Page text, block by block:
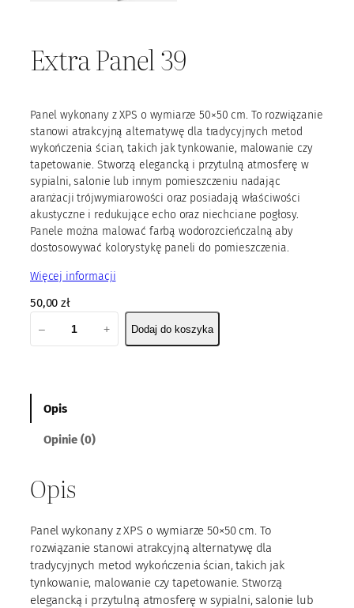
Extra Panel 39
Panel wykonany z XPS o wymiarze 50×50 cm. To rozwiązanie
stanowi atrakcyjną alternatywę dla tradycyjnych metod
wykończenia ścian, takich jak tynkowanie, malowanie czy
tapetowanie. Stworzą elegancką i przytulną atmosferę w
sypialni, salonie lub innym pomieszczeniu nadając
aranżacji trójwymiarowości oraz posiadają właściwości
akustyczne i redukujące echo oraz niechciane pogłosy.
Panele można malować farbą wodorozcieńczalną aby
dostosowywać kolorystykę paneli do pomieszczenia.
Więcej informacji
50,00zł
x
P
n
e
l
3
9
– + Dodaj do koszyka
Opis
Opinie (0)
Opis
Panel wykonany z XPS o wymiarze 50×50 cm. To
rozwiązanie stanowi atrakcyjną alternatywę dla
tradycyjnych metod wykończenia ścian, takich jak
tynkowanie, malowanie czy tapetowanie. Stworzą
elegancką i przytulną atmosferę w sypialni, salonie lub